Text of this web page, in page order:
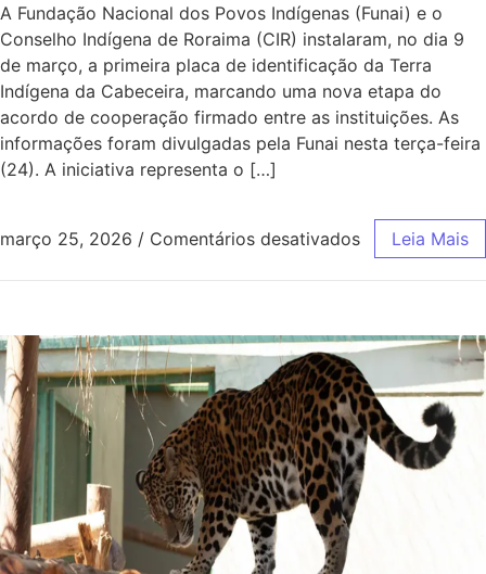
A Fundação Nacional dos Povos Indígenas (Funai) e o
Conselho Indígena de Roraima (CIR) instalaram, no dia 9
de março, a primeira placa de identificação da Terra
Indígena da Cabeceira, marcando uma nova etapa do
acordo de cooperação firmado entre as instituições. As
informações foram divulgadas pela Funai nesta terça-feira
(24). A iniciativa representa o […]
março 25, 2026 / Comentários desativados Leia Mais